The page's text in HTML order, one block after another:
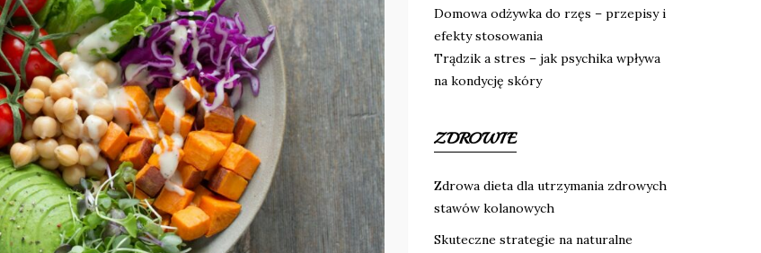
Domowa odżywka do rzęs – przepisy i
efekty stosowania
Trądzik a stres – jak psychika wpływa
na kondycję skóry
ZDROWIE
Zdrowa dieta dla utrzymania zdrowych
stawów kolanowych
Skuteczne strategie na naturalne